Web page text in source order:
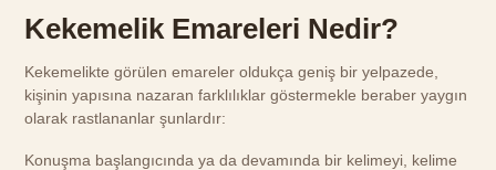
Kekemelik Emareleri Nedir?
Kekemelikte görülen emareler oldukça geniş bir yelpazede,
kişinin yapısına nazaran farklılıklar göstermekle beraber yaygın
olarak rastlananlar şunlardır:
Konuşma başlangıcında ya da devamında bir kelimeyi, kelime